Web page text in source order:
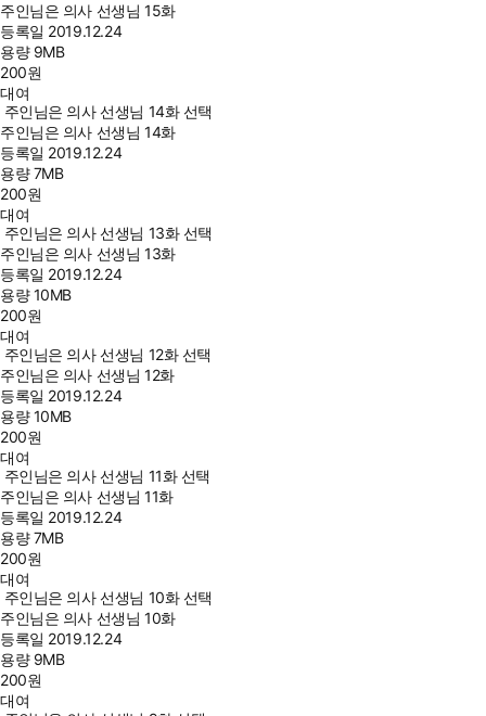
주인님은 의사 선생님 15화
등록일 2019.12.24
용량 9MB
200원
대여
주인님은 의사 선생님 14화 선택
주인님은 의사 선생님 14화
등록일 2019.12.24
용량7MB
200원
대여
주인님은 의사 선생님 13화 선택
주인님은 의사 선생님 13화
등록일 2019.12.24
용량10MB
200원
대여
주인님은 의사 선생님 12화 선택
주인님은 의사 선생님 12화
등록일 2019.12.24
용량10MB
200원
대여
주인님은 의사 선생님 11화 선택
주인님은 의사 선생님 11화
등록일 2019.12.24
용량7MB
200원
대여
주인님은 의사 선생님 10화 선택
주인님은 의사 선생님 10화
등록일 2019.12.24
용량 9MB
200원
대여